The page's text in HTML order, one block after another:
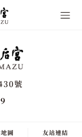
號
圖 友站連結